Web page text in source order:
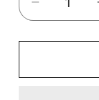
Reducir
cantidad
para
P/2